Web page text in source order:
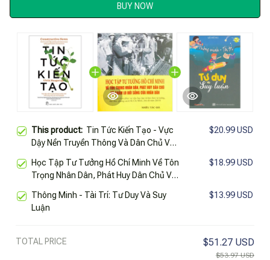
BUY NOW
This product: Tin Tức Kiến Tạo - Vực
Dậy Nền Truyền Thông Và Dân Chủ Với
$20.99 USD
Học Tập Tư Tưởng Hồ Chí Minh Về Tôn
Trọng Nhân Dân, Phát Huy Dân Chủ Và
Bản 2019)
$18.99 USD
Thông Minh - Tài Trí: Tư Duy Và Suy
Luận
$13.99 USD
TOTAL PRICE $51.27 USD
$53.97 USD